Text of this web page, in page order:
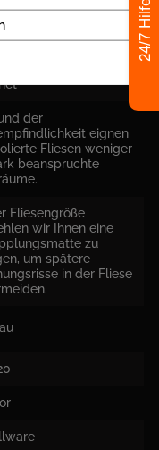
der
eignen
Fliesen weniger
beanspruchte
Fliesengröße
wir Ihnen eine
zu
um spätere
in der Fliese
24/7 Hilfe